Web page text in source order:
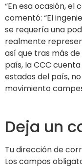
“En esa ocasión, el
comentó: “El
se requería una
realmente
así que tras más
país, la CCC
estados del país,
movimiento
Deja un
Tu dirección de
Los campos